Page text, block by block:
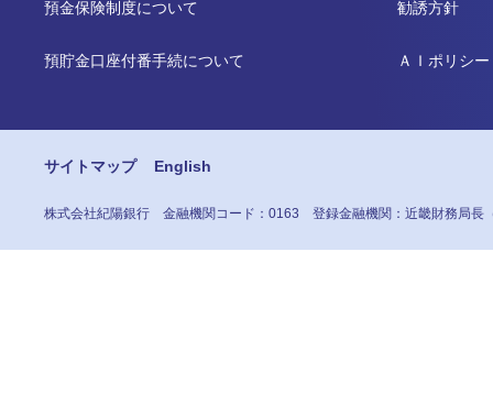
預金保険制度について
預貯金口座付番手続について
勧誘方針
ＡＩポリシー
サイトマップ English
株式会社紀陽銀行 金融機関コード：0163 登録金融機関：近畿財務局長